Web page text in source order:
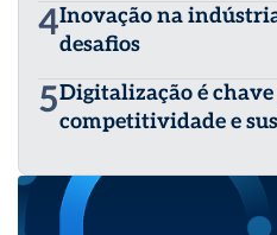
4Inovação na
desafios
5Digitalização é
competitividade e